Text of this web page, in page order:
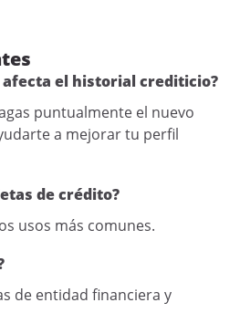
afecta el historial crediticio?
puntualmente el nuevo
a mejorar tu perfil
de crédito?
usos más comunes.
de entidad financiera y